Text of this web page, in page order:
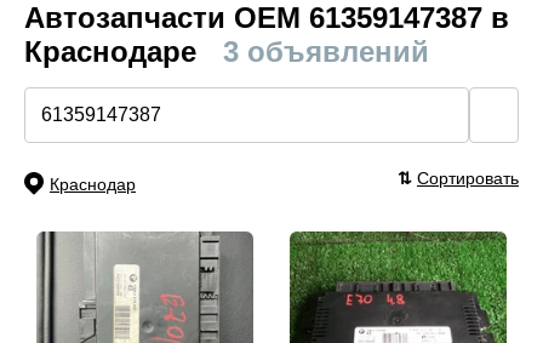
Автозапчасти ОЕМ 61359147387 в
Краснодаре
3 объявлений
Краснодар ⇅ Сортировать